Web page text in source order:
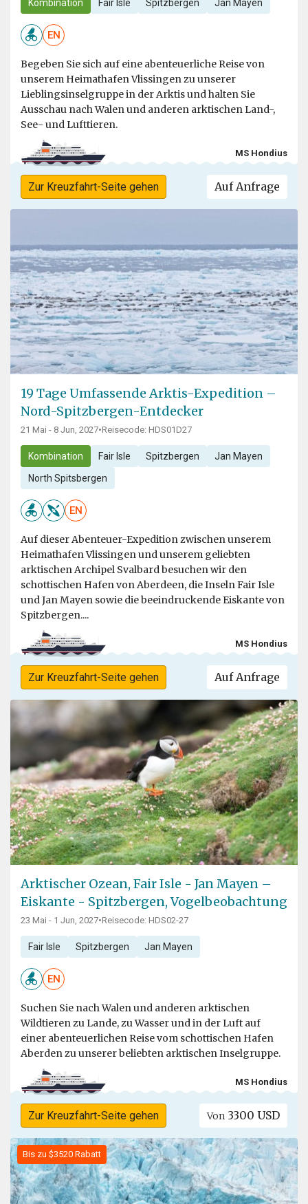
Kombination Fair Isle Spitzbergen Jan Mayen
EN
Begeben Sie sich auf eine abenteuerliche Reise von
unserem Heimathafen Vlissingen zu unserer
Lieblingsinselgruppe in der Arktis und halten Sie
Ausschau nach Walen und anderen arktischen Land-,
See- und Lufttieren.
MS Hondius
Zur Kreuzfahrt-Seite gehen Auf Anfrage
19 Tage Umfassende Arktis-Expedition –
Nord-Spitzbergen-Entdecker
21 Mai - 8 Jun, 2027•Reisecode: HDS01D27
Kombination Fair Isle Spitzbergen Jan Mayen
North Spitsbergen
EN
Auf dieser Abenteuer-Expedition zwischen unserem
Heimathafen Vlissingen und unserem geliebten
arktischen Archipel Svalbard besuchen wir den
schottischen Hafen von Aberdeen, die Inseln Fair Isle
und Jan Mayen sowie die beeindruckende Eiskante von
Spitzbergen....
MS Hondius
Zur Kreuzfahrt-Seite gehen Auf Anfrage
Arktischer Ozean, Fair Isle - Jan Mayen –
Eiskante - Spitzbergen, Vogelbeobachtung
23 Mai - 1 Jun, 2027•Reisecode: HDS02-27
Fair Isle Spitzbergen Jan Mayen
EN
Suchen Sie nach Walen und anderen arktischen
Wildtieren zu Lande, zu Wasser und in der Luft auf
einer abenteuerlichen Reise vom schottischen Hafen
Aberden zu unserer beliebten arktischen Inselgruppe.
MS Hondius
Zur Kreuzfahrt-Seite gehen Von 3300 USD
Bis zu $3520 Rabatt